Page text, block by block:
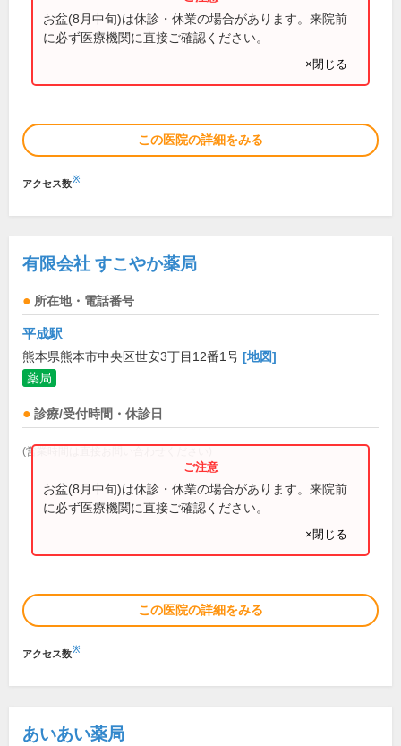
お盆(8月中旬)は休診・休業の場合があります。来院前
に必ず医療機関に直接ご確認ください。
×閉じる
この医院の詳細をみる
アクセス数※
有限会社 すこやか薬局
所在地・電話番号
平成駅
熊本県熊本市中央区世安3丁目12番1号 [地図]
薬局
診療/受付時間・休診日
(営業時間は直接お問い合わせください)
お盆(8月中旬)は休診・休業の場合があります。来院前
に必ず医療機関に直接ご確認ください。
×閉じる
この医院の詳細をみる
アクセス数※
あいあい薬局